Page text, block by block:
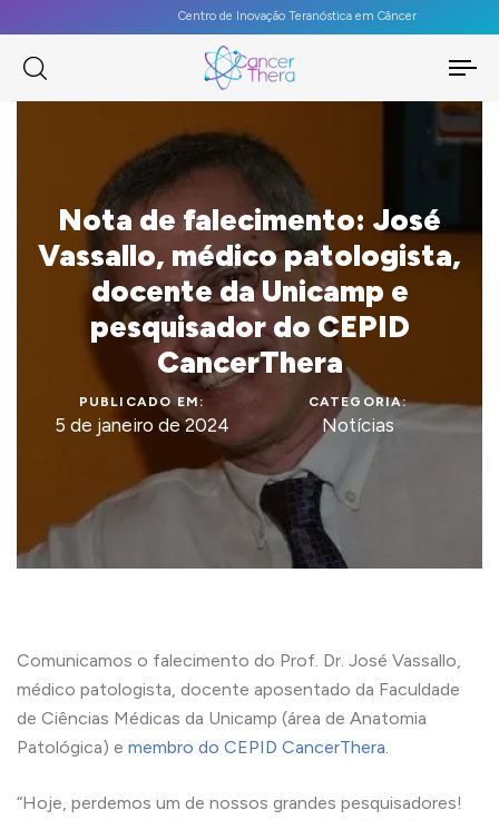
Centro de Inovação Teranóstica em Câncer
Nota de falecimento: José
Vassallo, médico patologista,
docente da Unicamp e
pesquisador do CEPID
CancerThera
PUBLICADO EM:
5 de janeiro de 2024
CATEGORIA:
Notícias
Comunicamos o falecimento do Prof. Dr. José Vassallo,
médico patologista, docente aposentado da Faculdade
de Ciências Médicas da Unicamp (área de Anatomia
Patológica) e membro do CEPID CancerThera.
“Hoje, perdemos um de nossos grandes pesquisadores!